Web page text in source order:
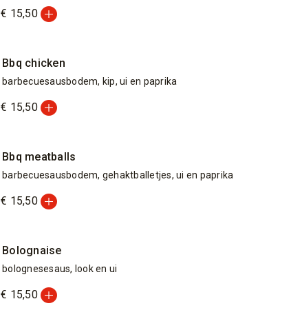
€ 15,50add_circle
Bbq chicken
barbecuesausbodem, kip, ui en paprika
€ 15,50add_circle
Bbq meatballs
barbecuesausbodem, gehaktballetjes, ui en paprika
€ 15,50add_circle
Bolognaise
bolognesesaus, look en ui
€ 15,50add_circle